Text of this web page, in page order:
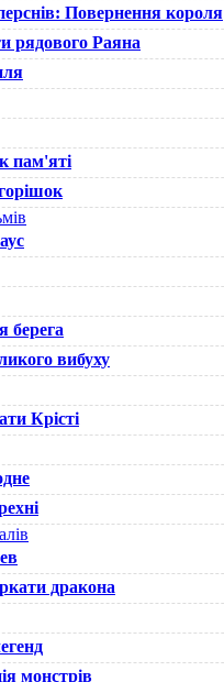
Повернення короля
рядового Раяна
пам'яті
берега
вибуху
Крісті
дракона
монстрів